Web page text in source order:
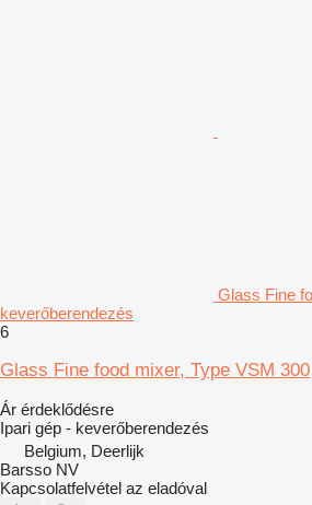
Glass Fine
keverőberendezés
6
Glass Fine food mixer, Type VSM 300
Ár érdeklődésre
Ipari gép - keverőberendezés
Belgium, Deerlijk
Barsso NV
Kapcsolatfelvétel az eladóval